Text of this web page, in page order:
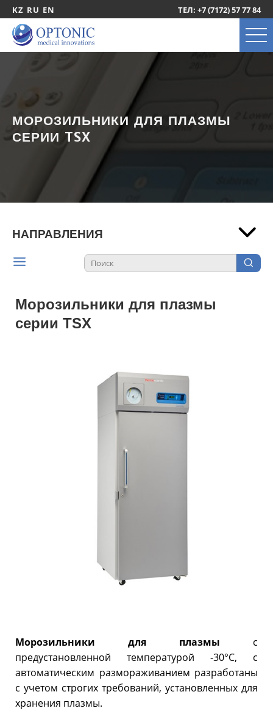
KZ RU EN ТЕЛ: +7 (7172) 57 77 84
МОРОЗИЛЬНИКИ ДЛЯ ПЛАЗМЫ
СЕРИИ TSX
НАПРАВЛЕНИЯ
Морозильники для плазмы
серии TSX
Морозильники для плазмы с
предустановленной температурой -30°C, с
автоматическим размораживанием разработаны
с учетом строгих требований, установленных для
хранения плазмы.